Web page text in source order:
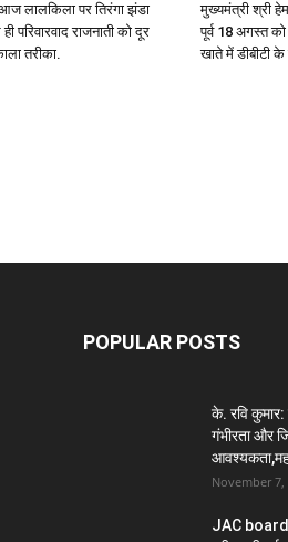
लालकिला पर तिरंगा झंडा
परिवारवाद राजनाती को दूर
तरीका.
मुख्यमंत्री श्री
पूर्व 18 अगस्त
खाते में डीबीटी
POPULAR POSTS
के. रवि कुमार:
गंभीरता और
November 7,
JAC board